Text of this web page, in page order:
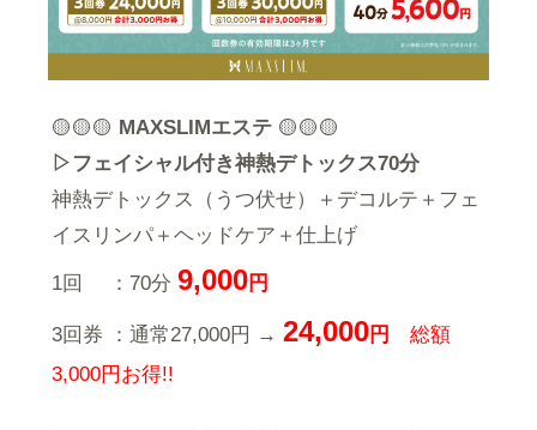
🟡🟡🟡 MAXSLIMエステ 🟡🟡🟡
▷フェイシャル付き神熱デトックス70分
神熱デトックス（うつ伏せ）＋デコルテ＋フェ
イスリンパ＋ヘッドケア＋仕上げ
1回 ：70分9,000円
3回券 ：通常27,000円 →24,000円
総額
3,000円お得!!